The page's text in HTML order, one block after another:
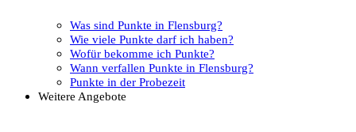
Was sind Punkte in Flensburg?
Wie viele Punkte darf ich haben?
Wofür bekomme ich Punkte?
Wann verfallen Punkte in Flensburg?
Punkte in der Probezeit
Weitere Angebote